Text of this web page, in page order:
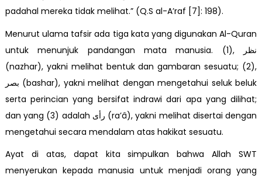
padahal mereka tidak melihat.” (Q.S al-A’raf [7]: 198).
Menurut ulama tafsir ada tiga kata yang digunakan Al-Quran
untuk menunjuk pandangan mata manusia. (1), نظر
(nazhar), yakni melihat bentuk dan gambaran sesuatu; (2),
بصر (bashar), yakni melihat dengan mengetahui seluk beluk
serta perincian yang bersifat indrawi dari apa yang dilihat;
dan yang (3) adalah رأى (ra’â), yakni melihat disertai dengan
mengetahui secara mendalam atas hakikat sesuatu.
Ayat di atas, dapat kita simpulkan bahwa Allah SWT
menyerukan kepada manusia untuk menjadi orang yang